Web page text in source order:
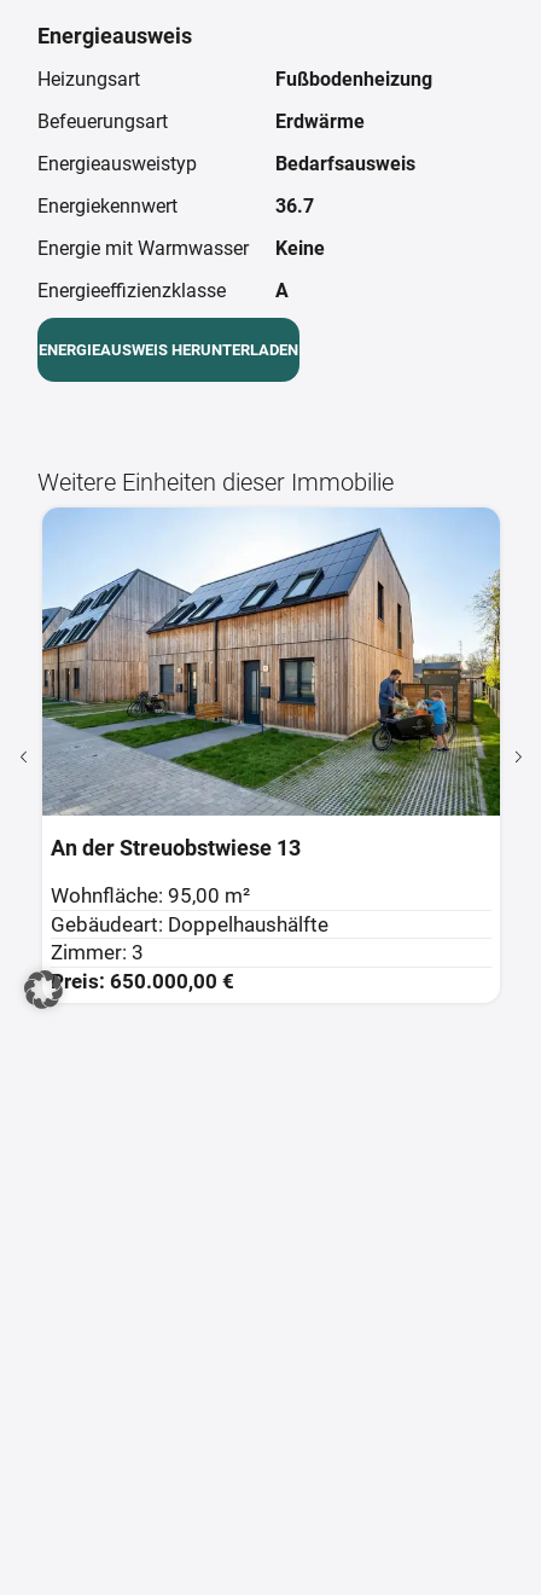
Energieausweis
Heizungsart
Fußbodenheizung
Befeuerungsart
Erdwärme
Energieausweistyp
Bedarfsausweis
Energiekennwert
36.7
Energie mit Warmwasser
Keine
Energieeffizienzklasse
A
ENERGIEAUSWEIS HERUNTERLADEN
Weitere Einheiten dieser Immobilie
An der Streuobstwiese 43
Wohnfläche: 157,00 m²
Zimmer: 5
Preis: 950.000,00 €